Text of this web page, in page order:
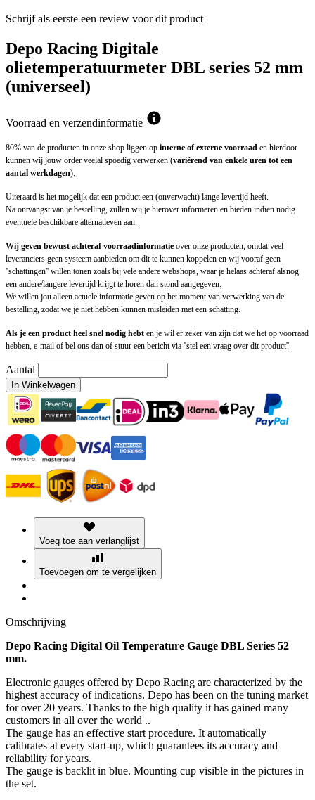
Schrijf als eerste een review voor dit product
Depo Racing Digitale
olietemperatuurmeter DBL series 52 mm
(universeel)
Voorraad en verzendinformatie
80% van de producten in onze shop liggen op interne of externe voorraad en hierdoor
kunnen wij jouw order veelal spoedig verwerken (variërend van enkele uren tot een
aantal werkdagen).
Uiteraard is het mogelijk dat een product een (onverwacht) lange levertijd heeft.
Na ontvangst van je bestelling, zullen wij je hierover informeren en bieden indien nodig
eventuele beschikbare alternatieven aan.
Wij geven bewust achteraf voorraadinformatie over onze producten, omdat veel
leveranciers geen systeem aanbieden om dit te kunnen koppelen en wij vooraf geen
''schattingen'' willen tonen zoals bij vele andere webshops, waar je helaas achteraf alsnog
een andere/langere levertijd krijgt te horen dan stond aangegeven.
We willen jou alleen actuele informatie geven op het moment van verwerking van de
bestelling, zodat we je niet hebben kunnen misleiden met een schatting.
Als je een product heel snel nodig hebt en je wil er zeker van zijn dat we het op voorraad
hebben, e-mail of bel ons dan of stuur een bericht via ''stel een vraag over dit product''.
Aantal
In Winkelwagen
Voeg toe aan verlanglijst
Toevoegen om te vergelijken
Omschrijving
Depo Racing Digital Oil Temperature Gauge DBL Series 52
mm.
Electronic gauges offered by Depo Racing are characterized by the
highest accuracy of indications. Depo has been on the tuning market
for over 20 years. Thanks to the high quality it has gained many
customers in all over the world ..
The gauge has an effective start procedure. It automatically
calibrates at every start-up, which guarantees its accuracy and
reliability for years.
The gauge is backlit in blue. Mounting cup visible in the pictures in
the set.